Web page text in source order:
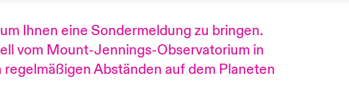
Ihnen eine Sondermeldung zu bringen.
vom Mount-Jennings-Observatorium in
Abständen auf dem Planeten